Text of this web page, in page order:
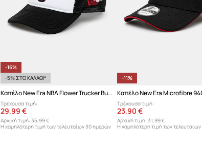
-16%
-5% ΣΤΟ ΚΑΛΑΘΙ*
Καπέλο New Era NBA Flower Trucker Bulls
Τρέχουσα τιμή:
29,99 €
Αρχική τιμή: 35,99 €
Η χαμηλότερη τιμή των τελευταίων 30 ημερών
-11%
Τρέχουσα τιμή:
23,90 €
Αρχική τιμή: 31,99 €
Η χαμηλότερη τιμή των